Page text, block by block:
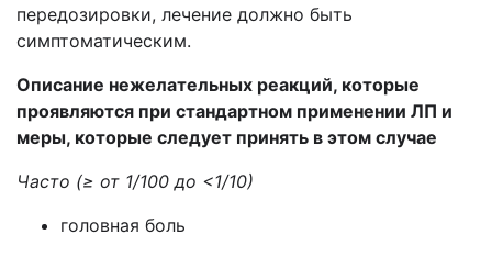
передозировки, лечение должно быть
симптоматическим.
Описание нежелательных реакций, которые
проявляются при стандартном применении ЛП и
меры, которые следует принять в этом случае
Часто (≥ от 1/100 до <1/10)
головная боль